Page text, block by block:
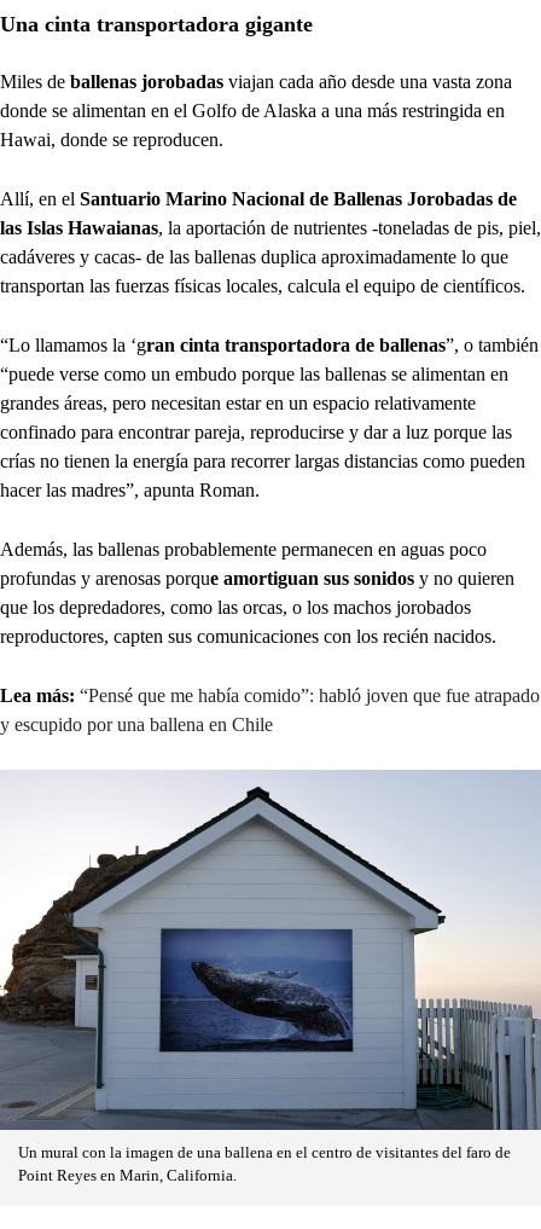
Una cinta transportadora gigante
Miles de ballenas jorobadas viajan cada año desde una vasta zona
donde se alimentan en el Golfo de Alaska a una más restringida en
Hawai, donde se reproducen.
Allí, en el Santuario Marino Nacional de Ballenas Jorobadas de
las Islas Hawaianas, la aportación de nutrientes -toneladas de pis, piel,
cadáveres y cacas- de las ballenas duplica aproximadamente lo que
transportan las fuerzas físicas locales, calcula el equipo de científicos.
“Lo llamamos la ‘gran cinta transportadora de ballenas”, o también
“puede verse como un embudo porque las ballenas se alimentan en
grandes áreas, pero necesitan estar en un espacio relativamente
confinado para encontrar pareja, reproducirse y dar a luz porque las
crías no tienen la energía para recorrer largas distancias como pueden
hacer las madres”, apunta Roman.
Además, las ballenas probablemente permanecen en aguas poco
profundas y arenosas porque amortiguan sus sonidos y no quieren
que los depredadores, como las orcas, o los machos jorobados
reproductores, capten sus comunicaciones con los recién nacidos.
Lea más: “Pensé que me había comido”: habló joven que fue atrapado
y escupido por una ballena en Chile
Un mural con la imagen de una ballena en el centro de visitantes del faro de
Point Reyes en Marin, California.